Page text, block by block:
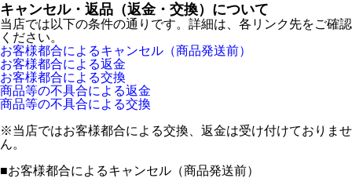
キャンセル・返品（返金・交換）について
当店では以下の条件の通りです。詳細は、各リンク先をご確認
ください。
お客様都合によるキャンセル（商品発送前）
お客様都合による返金
お客様都合による交換
商品等の不具合による返金
商品等の不具合による交換
※当店ではお客様都合による交換、返金は受け付けておりませ
ん。
■お客様都合によるキャンセル（商品発送前）